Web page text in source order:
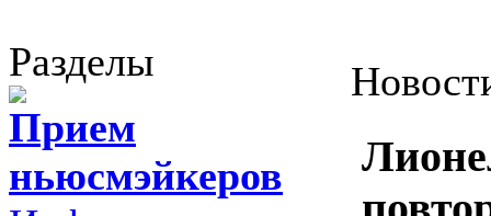
Разделы
Прием
ньюсмэйкеров